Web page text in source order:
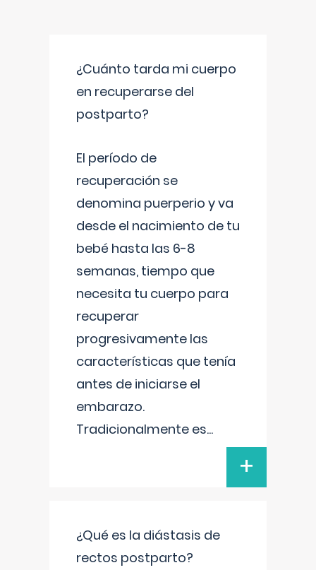
¿Cuánto tarda mi cuerpo
en recuperarse del
postparto?
El período de
recuperación se
denomina puerperio y va
desde el nacimiento de tu
bebé hasta las 6-8
semanas, tiempo que
necesita tu cuerpo para
recuperar
progresivamente las
características que tenía
antes de iniciarse el
embarazo.
Tradicionalmente es...
+
¿Qué es la diástasis de
rectos postparto?